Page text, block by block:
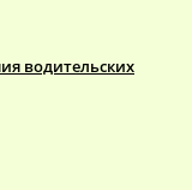
водительских